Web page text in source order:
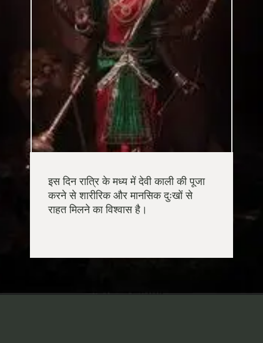
इस दिन रात्रि के मध्य में देवी काली की पूजा
करने से शारीरिक और मानसिक दुःखों से
राहत मिलने का विश्वास है।